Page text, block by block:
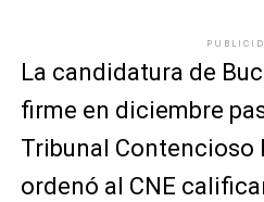
La candidatura de
firme en diciembre
Tribunal Contencioso
ordenó al CNE